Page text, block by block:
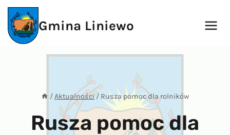
Przejdź
treści
Gmina Liniewo
/Aktualności/ Rusza pomoc dla rolników
Rusza pomoc dla